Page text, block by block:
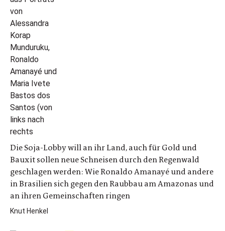
Die Soja-Lobby will an ihr Land, auch für Gold und
Bauxit sollen neue Schneisen durch den Regenwald
geschlagen werden: Wie Ronaldo Amanayé und andere
in Brasilien sich gegen den Raubbau am Amazonas und
an ihren Gemeinschaften ringen
Knut Henkel